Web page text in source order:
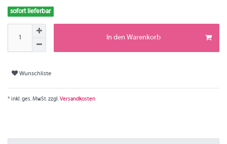
sofort lieferbar
In den Warenkorb
Wunschliste
* inkl. ges. MwSt. zzgl.Versandkosten